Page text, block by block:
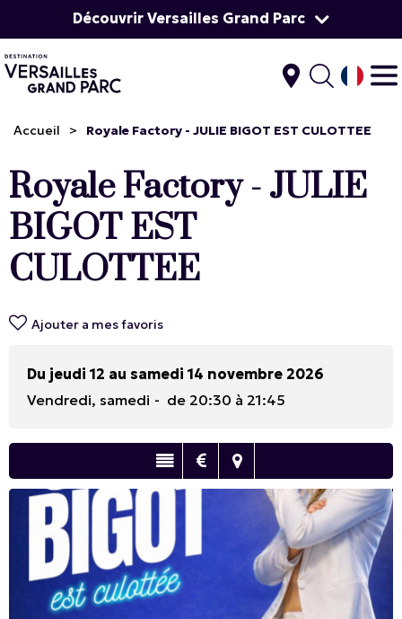
Découvrir Versailles Grand Parc
Accueil > Royale Factory - JULIE BIGOT EST CULOTTEE
Royale Factory - JULIE
BIGOT EST
CULOTTEE
Ajouter a mes favoris
Du jeudi 12 au samedi 14 novembre 2026
Vendredi, samedi
de 20:30 à 21:45